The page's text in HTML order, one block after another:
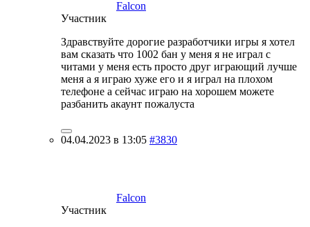
Falcon
Участник
Здравствуйте дорогие разработчики игры я хотел
вам сказать что 1002 бан у меня я не играл с
читами у меня есть просто друг играющий лучше
меня а я играю хуже его и я играл на плохом
телефоне а сейчас играю на хорошем можете
разбанить акаунт пожалуста
04.04.2023 в 13:05 #3830
Falcon
Участник